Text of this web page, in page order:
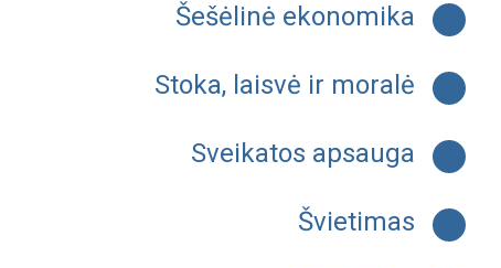
Šešėlinė ekonomika
Stoka, laisvė ir moralė
Sveikatos apsauga
Švietimas